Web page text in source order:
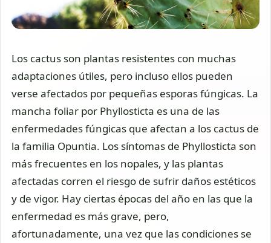
Los cactus son plantas resistentes con muchas
adaptaciones útiles, pero incluso ellos pueden
verse afectados por pequeñas esporas fúngicas. La
mancha foliar por Phyllosticta es una de las
enfermedades fúngicas que afectan a los cactus de
la familia Opuntia. Los síntomas de Phyllosticta son
más frecuentes en los nopales, y las plantas
afectadas corren el riesgo de sufrir daños estéticos
y de vigor. Hay ciertas épocas del año en las que la
enfermedad es más grave, pero,
afortunadamente, una vez que las condiciones se